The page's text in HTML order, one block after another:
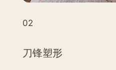
02
刀锋塑形